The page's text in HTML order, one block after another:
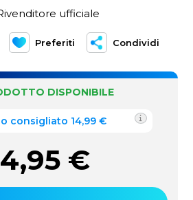
ufficiale
Preferiti Condividi
DISPONIBILE
consigliato 14,99 €
€